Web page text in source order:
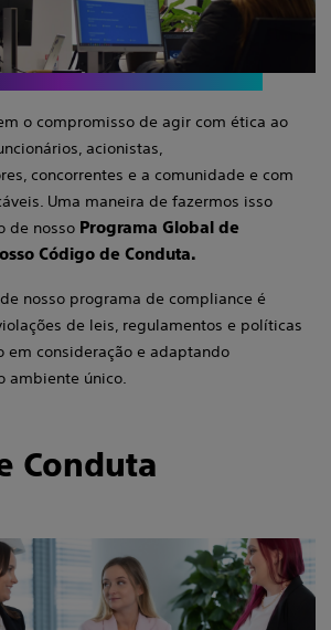
o compromisso de agir com ética ao
acionistas,
concorrentes e a comunidade e com
Uma maneira de fazermos isso
de nosso Programa Global de
Código de Conduta.
nosso programa de compliance é
de leis, regulamentos e políticas
em consideração e adaptando
ambiente único.​​
Conduta